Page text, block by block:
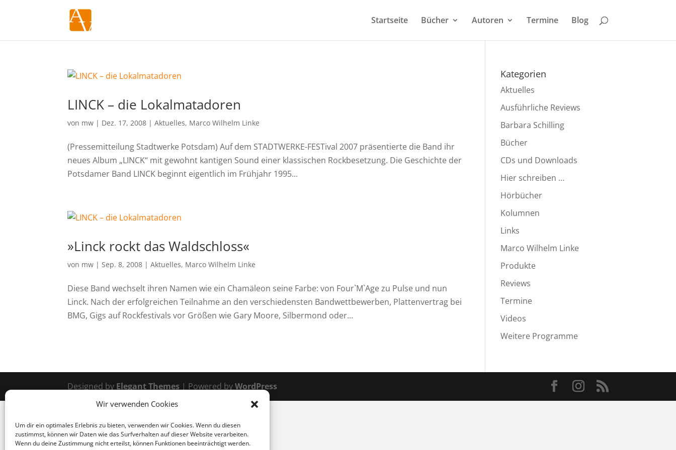
Wir verwenden Cookies
Um dir ein optimales Erlebnis zu bieten, verwenden wir Cookies. Wenn du diesen
zustimmst, können wir Daten wie das Surfverhalten auf dieser Website verarbeiten.
Wenn du deine Zustimmung nicht erteilst, können Funktionen beeinträchtigt werden.
Startseite Bücher Autoren Termine Blog
LINCK – die Lokalmatadoren
von mw | Dez. 17, 2008 |Aktuelles, Marco Wilhelm Linke
(Pressemitteilung Stadtwerke Potsdam) Auf dem STADTWERKE-FESTival 2007 präsentierte die Band ihr
neues Album „LINCK“ mit gewohnt kantigen Sound einer klassischen Rockbesetzung. Die Geschichte der
Potsdamer Band LINCK beginnt eigentlich im Frühjahr 1995...
»Linck rockt das Waldschloss«
von mw |Sep. 8, 2008 |Aktuelles, Marco Wilhelm Linke
Diese Band wechselt ihren Namen wie ein Chamäleon seine Farbe: von Four`M`Age zu Pulse und nun
Linck. Nach der erfolgreichen Teilnahme an den verschiedensten Bandwettbewerben, Plattenvertrag bei
BMG, Gigs auf Rockfestivals vor Größen wie Gary Moore, Silbermond oder...
Kategorien
Aktuelles
Ausführliche Reviews
Barbara Schilling
Bücher
CDs und Downloads
Hier schreiben …
Hörbücher
Kolumnen
Links
Marco Wilhelm Linke
Produkte
Reviews
Termine
Videos
Weitere Programme
Designed by Elegant Themes | Powered byWordPress